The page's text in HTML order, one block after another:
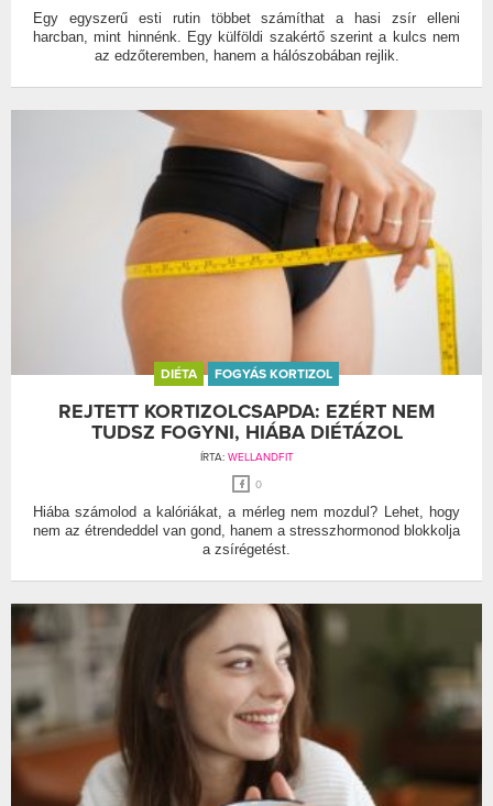
Egy egyszerű esti rutin többet számíthat a hasi zsír elleni
harcban, mint hinnénk. Egy külföldi szakértő szerint a kulcs nem
az edzőteremben, hanem a hálószobában rejlik.
DIÉTA FOGYÁS KORTIZOL
REJTETT KORTIZOLCSAPDA: EZÉRT NEM
TUDSZ FOGYNI, HIÁBA DIÉTÁZOL
ÍRTA: WELLANDFIT
0
Hiába számolod a kalóriákat, a mérleg nem mozdul? Lehet, hogy
nem az étrendeddel van gond, hanem a stresszhormonod blokkolja
a zsírégetést.